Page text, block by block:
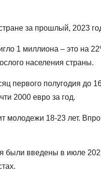
за прошлый, 2023
1 миллиона – это на
населения страны.
первого полугодия до
2000 евро за год.
молодежи 18-23 лет.
были введены в июле